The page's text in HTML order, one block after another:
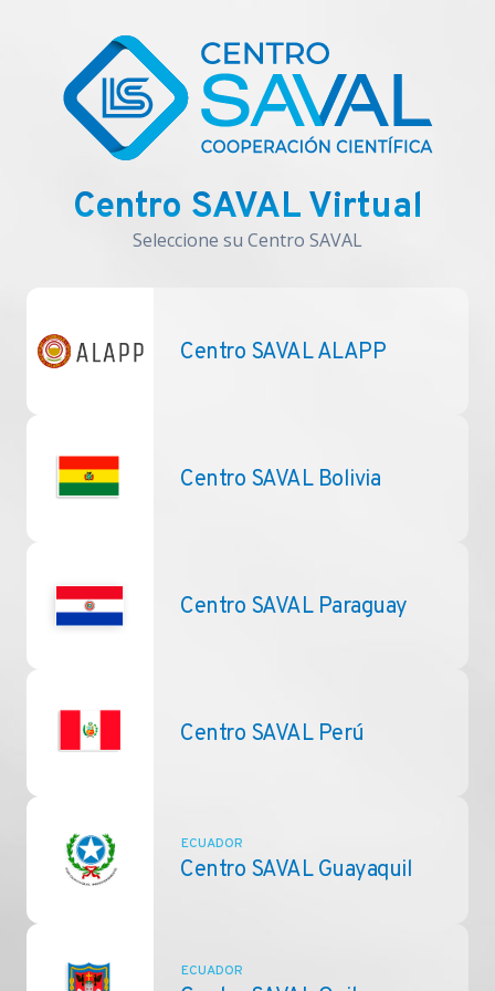
Centro SAVAL Virtual
Seleccione su Centro SAVAL
Centro SAVAL ALAPP
Centro SAVAL Bolivia
Centro SAVAL Paraguay
Centro SAVAL Perú
ECUADOR
Centro SAVAL Guayaquil
ECUADOR